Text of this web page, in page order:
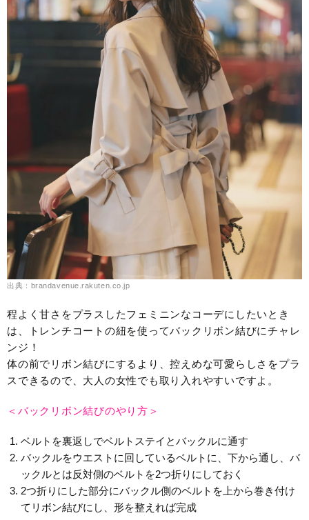
出典：brandavenue.rakuten.co.jp
程よく甘さをプラスしたフェミニンなコーデにしたいとき
は、トレンチコートの紐を使ってバックリボン結びにチャレ
ンジ！
体の前でリボン結びにするより、控えめな可愛らしさをプラ
スできるので、大人の女性でも取り入れやすいですよ。
＜バックリボン結びのやり方＞
ベルトを裏返しでベルトステイとバックルに通す
バックルをウエストに回しているベルトに、下から通し、バ
ックルとは反対側のベルトを2つ折りにしておく
2つ折りにした部分にバックル側のベルトを上から巻き付け
てリボン結びにし、形を整えれば完成